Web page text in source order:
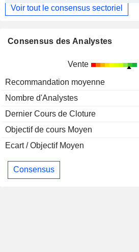
Voir tout le consensus sectoriel
Consensus des Analystes
Vente
Recommandation moyenne
Nombre d'Analystes
Dernier Cours de Cloture
Objectif de cours Moyen
Ecart / Objectif Moyen
Consensus